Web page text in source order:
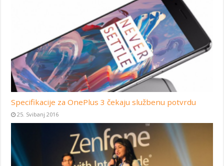
Specifikacije za OnePlus 3 čekaju službenu potvrdu
25. Svibanj 2016